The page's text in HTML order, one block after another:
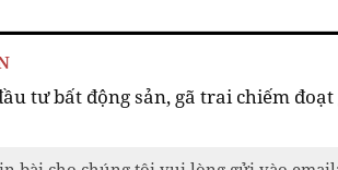
tư bất động sản, gã trai chiếm